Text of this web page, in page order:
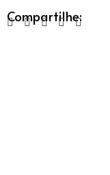
Compartilhe: